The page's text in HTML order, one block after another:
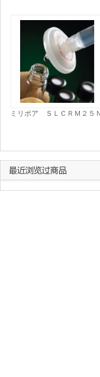
| | | 10多屏输入
ミリポア ＳＬＣＲＭ２５Ｎ